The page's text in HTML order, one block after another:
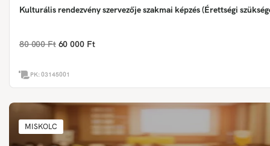
Kulturális rendezvény szervezője szakmai képzés (Érettségi
80 000 Ft 60 000 Ft
PK:03145001
MISKOLC